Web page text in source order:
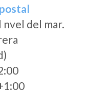
del mar.